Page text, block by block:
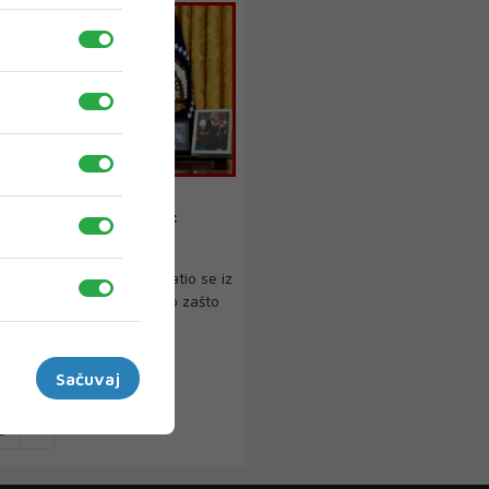
se obratio naciji:
će morati odabrati
Joe Biden obratio se iz
javnosti kako bi objasnio zašto
Sačuvaj